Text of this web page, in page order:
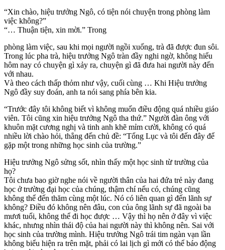
“Xin chào, hiệu trưởng Ngô, có tiện nói chuyện trong phòng làm
việc không?”
“… Thuận tiện, xin mời.” Trong
phòng làm việc, sau khi mọi người ngồi xuống, trà đã được đun sôi.
Trong lúc pha trà, hiệu trưởng Ngô tràn đầy nghi ngờ, không hiểu
hôm nay có chuyện gì xảy ra, chuyện gì đã đưa hai người này đến
với nhau.
Và theo cách thấp thỏm như vậy, cuối cùng … Khi Hiệu trưởng
Ngô đầy suy đoán, anh ta nói sang phía bên kia.
“Trước đây tôi không biết vì không muốn điều động quá nhiều giáo
viên. Tôi cũng xin hiệu trưởng Ngô tha thứ.” Người đàn ông với
khuôn mặt cương nghị và tinh anh khẽ mỉm cười, không có quá
nhiều lời chào hỏi, thẳng đến chủ đề: “Tổng Lục và tôi đến đây để
gặp một trong những học sinh của trường.”
Hiệu trưởng Ngô sửng sốt, nhìn thấy một học sinh từ trường của
họ?
Tôi chưa bao giờ nghe nói về người thân của hai đứa trẻ này đang
học ở trường đại học của chúng, thậm chí nếu có, chúng cũng
không thể đến thăm cùng một lúc. Nó có liên quan gì đến lãnh sự
không? Điều đó không nên đâu, con của ông lãnh sự đã ngoài ba
mươi tuổi, không thể đi học được … Vậy thì họ nên ở đây vì việc
khác, nhưng nhìn thái độ của hai người này thì không nên. Sai với
học sinh của trường mình. Hiệu trưởng Ngô trái tim ngàn vạn lần
không biểu hiện ra trên mặt, phải có lai lịch gì mới có thể báo động